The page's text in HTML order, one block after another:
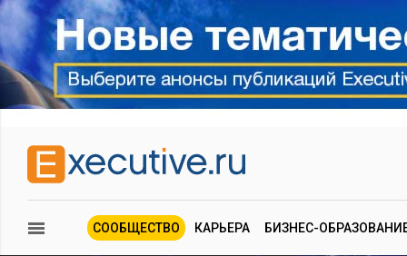
СООБЩЕСТВО КАРЬЕРА БИЗНЕС-